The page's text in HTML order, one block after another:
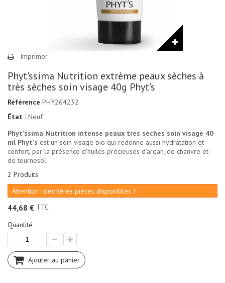
Imprimer
Phyt'ssima Nutrition extrème peaux sèches à
très sèches soin visage 40g Phyt's
Référence PHY264232
État : Neuf
Phyt'ssima Nutrition intense peaux très sèches soin visage 40
ml Phyt's est un soin visage bio qui redonne aussi hydratation et
confort, par la présence d'huiles précieuses d'argan, de chanvre et
de tournesol.
2 Produits
Attention : dernières pièces disponibles !
44,68 € TTC
Quantité
Ajouter au panier